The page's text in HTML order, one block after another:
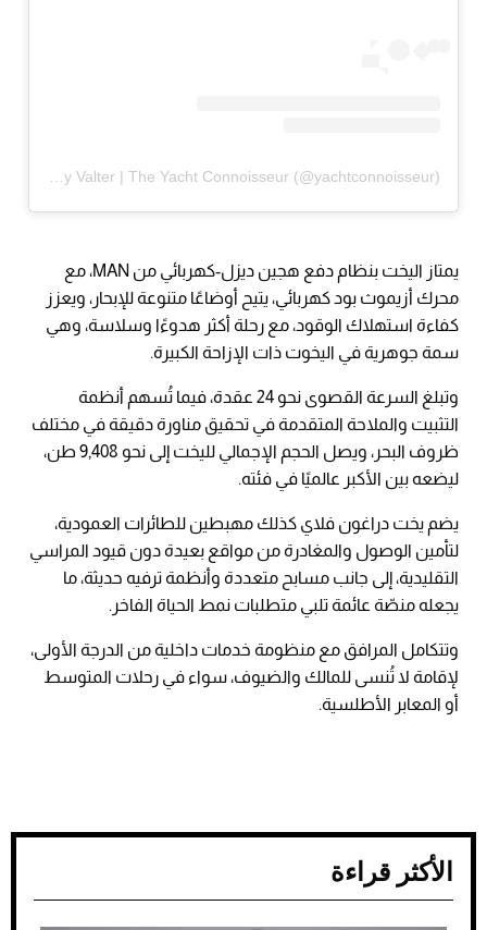
A post shared by Valter | The Yacht Connoisseur (@yachtconnoisseur)
يمتاز اليخت بنظام دفع هجين ديزل-كهربائي من MAN، مع
محرك أزيموث بود كهربائي، يتيح أوضاعًا متنوعة للإبحار، ويعزز
كفاءة استهلاك الوقود، مع رحلة أكثر هدوءًا وسلاسة، وهي
سمة جوهرية في اليخوت ذات الإزاحة الكبيرة.
وتبلغ السرعة القصوى نحو 24 عقدة، فيما تُسهم أنظمة
التثبيت والملاحة المتقدمة في تحقيق مناورة دقيقة في مختلف
ظروف البحر، ويصل الحجم الإجمالي لليخت إلى نحو 9,408 طن،
ليضعه بين الأكبر عالميًا في فئته.
يضم يخت دراغون فلاي كذلك مهبطين للطائرات العمودية،
لتأمين الوصول والمغادرة من مواقع بعيدة دون قيود المراسي
التقليدية، إلى جانب مسابح متعددة وأنظمة ترفيه حديثة، ما
يجعله منصّة عائمة تلبي متطلبات نمط الحياة الفاخر.
وتتكامل المرافق مع منظومة خدمات داخلية من الدرجة الأولى،
لإقامة لا تُنسى للمالك والضيوف، سواء في رحلات المتوسط
أو المعابر الأطلسية.
الأكثر قراءة